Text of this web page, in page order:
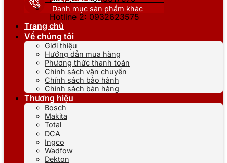
Hotline 2: 0932623575
Danh mục sản phẩm khác
Trang chủ
Về chúng tôi
Giới thiệu
Hướng dẫn mua hàng
Phương thức thanh toán
Chính sách vận chuyển
Chính sách bảo hành
Chính sách bán hàng
Thương hiệu
Bosch
Makita
Total
DCA
Ingco
Wadfow
Dekton